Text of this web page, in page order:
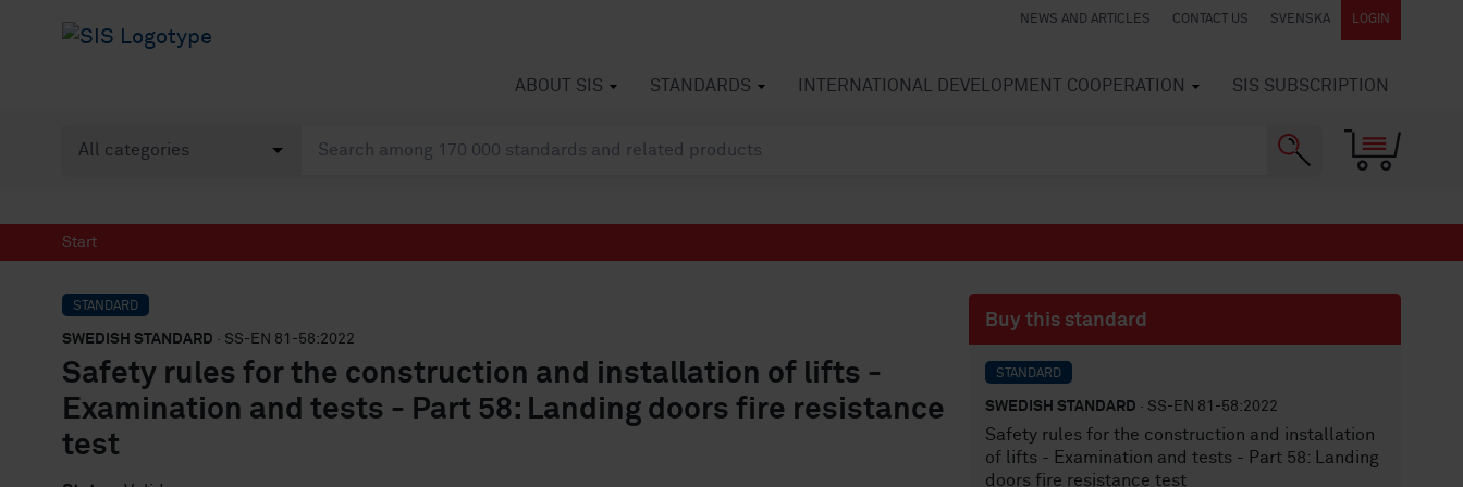
NEWS AND ARTICLES CONTACT US SVENSKA LOGIN
ABOUT SIS STANDARDS INTERNATIONAL DEVELOPMENT COOPERATION SIS SUBSCRIPTION
Start
STANDARD
SWEDISH STANDARD · SS-EN 81-58:2022
Safety rules for the construction and installation of lifts -
Examination and tests - Part 58: Landing doors fire resistance
test
Buy this standard
STANDARD
SWEDISH STANDARD · SS-EN 81-58:2022
Safety rules for the construction and installation
of lifts - Examination and tests - Part 58: Landing
doors fire resistance test